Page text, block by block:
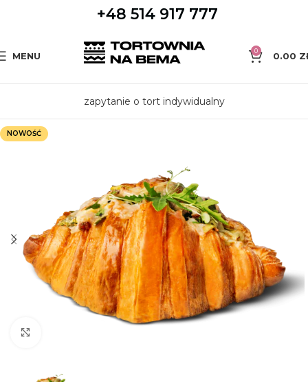
+48 514 917 777
MENU 0 0.00
zapytanie o tort indywidualny
NOWOŚĆ